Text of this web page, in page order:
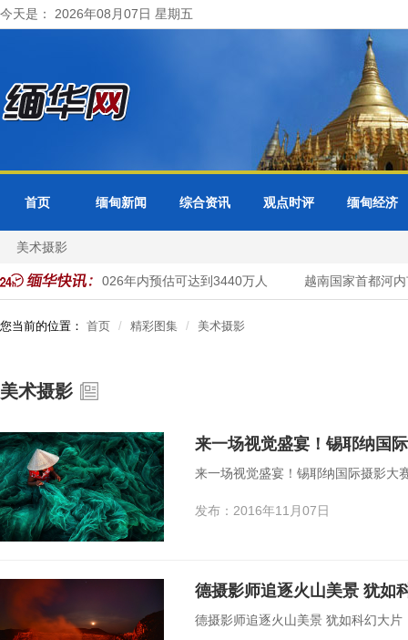
今天是： 2026年08月07日 星期五
首页 缅甸新闻 综合资讯 观点时评 缅甸经济
美术摄影
亚国家人口在2026年内预估可达到3440万人 越南国家首都河内
您当前的位置： 首页 精彩图集 美术摄影
美术摄影
来一场视觉盛宴！锡耶纳国
来一场视觉盛宴！锡耶纳国际摄影大
发布：2016年11月07日
德摄影师追逐火山美景 犹如
德摄影师追逐火山美景 犹如科幻大片